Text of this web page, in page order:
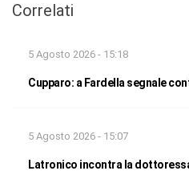
Correlati
5 Agosto 2026 - 15:18
Cupparo: a Fardella segnale
5 Agosto 2026 - 15:07
Latronico incontra la